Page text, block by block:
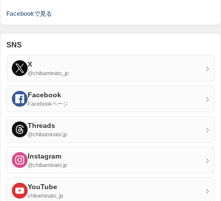
Facebookで見る
SNS
X
@chibaminato_jp ›
Facebook
Facebookページ ›
Threads
@chibaminato.jp ›
Instagram
@chibaminato.jp ›
YouTube
chibaminato_jp ›